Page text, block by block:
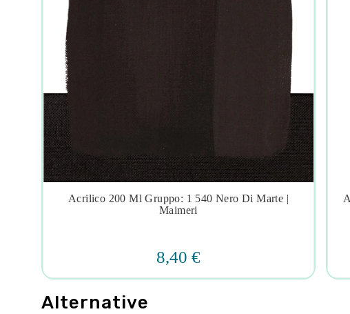
 
Acrilico 200 Ml Gruppo: 1 540 Nero Di Marte |
Maimeri
8,40 €
Alternative